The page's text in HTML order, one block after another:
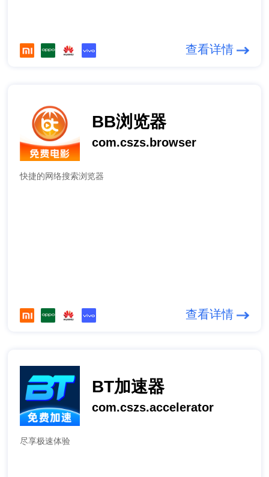
查看详情
BB浏览器
com.cszs.browser
快捷的网络搜索浏览器
查看详情
BT加速器
com.cszs.accelerator
尽享极速体验